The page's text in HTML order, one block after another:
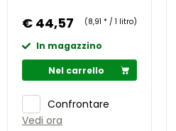
€ 44,57 (8,91 * / 1 litro)
In magazzino
Nel carrello
Confrontare
Vedi ora